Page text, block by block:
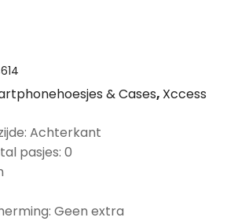
& Cases, Xccess
Achterkant
pasjes: 0
Geen extra